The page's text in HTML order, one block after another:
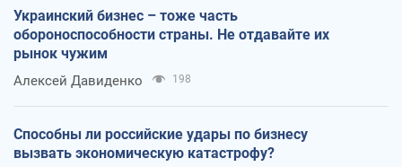
Украинский бизнес – тоже часть
обороноспособности страны. Не отдавайте их
рынок чужим
Алексей Давиденко 198
Способны ли российские удары по бизнесу
вызвать экономическую катастрофу?